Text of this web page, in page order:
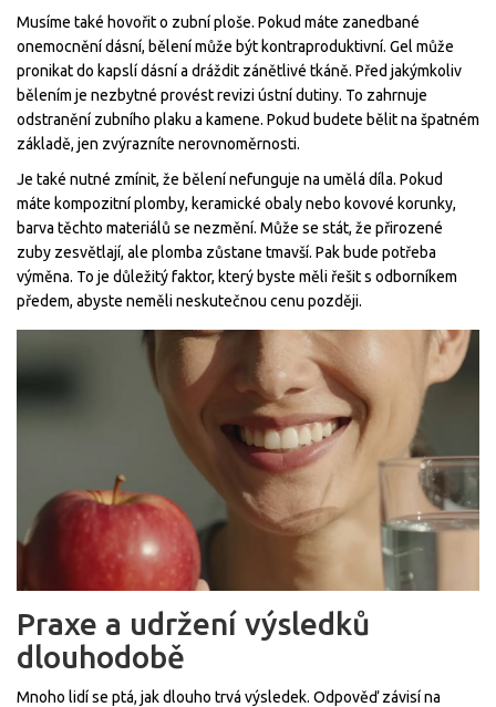
Musíme také hovořit o zubní ploše. Pokud máte zanedbané
onemocnění dásní, bělení může být kontraproduktivní. Gel může
pronikat do kapslí dásní a dráždit zánětlivé tkáně. Před jakýmkoliv
bělením je nezbytné provést revizi ústní dutiny. To zahrnuje
odstranění zubního plaku a kamene. Pokud budete bělit na špatném
základě, jen zvýrazníte nerovnoměrnosti.
Je také nutné zmínit, že bělení nefunguje na umělá díla. Pokud
máte kompozitní plomby, keramické obaly nebo kovové korunky,
barva těchto materiálů se nezmění. Může se stát, že přirozené
zuby zesvětlají, ale plomba zůstane tmavší. Pak bude potřeba
výměna. To je důležitý faktor, který byste měli řešit s odborníkem
předem, abyste neměli neskutečnou cenu později.
Praxe a udržení výsledků
dlouhodobě
Mnoho lidí se ptá, jak dlouho trvá výsledek. Odpověď závisí na